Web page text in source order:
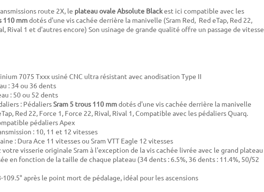
route 2X, le plateau ovale Absolute Blackest ici compatible avec les
110 mmdotés d'une vis cachée derrière la manivelle (Sram Red, Red eTap, Red 22,
Rival 1 et d'autres encore) Son usinage de grande qualité offre un passage de vitesse
7075 Txxx usiné CNC ultra résistant avec anodisation Type II
: 34 ou 36 dents
: 50 ou 52 dents
: PédaliersSram 5 trous 110 mmdotés d'une vis cachée derrière la manivelle
Red 22, Force 1, Force 22, Rival, Rival 1, Compatible avec les pédaliers Quarq.
pédaliers Apex
: 10, 11 et 12 vitesses
: Dura Ace 11 vitesses ou Sram VTT Eagle 12 vitesses
visserie originale Sram à l'exception de la vis cachée livrée avec le grand plateau
en fonction de la taille de chaque plateau (34 dents : 6.5%, 36 dents : 11.4%, 50/52
après le point mort de pédalage, idéal pour les ascensions